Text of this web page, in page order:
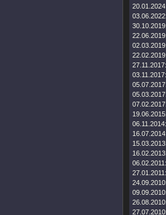
20.01.2024:
03.06.2022:
30.10.2019:
22.06.2019:
02.03.2019:
22.02.2019:
27.11.2017:
03.11.2017:
05.07.2017:
05.03.2017:
07.02.2017:
19.06.2015:
06.11.2014:
16.07.2014:
15.03.2013:
16.02.2013:
06.02.2011:
27.01.2011:
24.09.2010:
09.09.2010:
26.08.2010:
27.07.2010: